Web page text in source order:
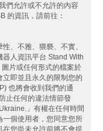
們允許或不允許的內容
的資訊，請前往：
、不雅、猥褻、不實、
人資訊平台 Stand With
片或任何形式的檔案於
即並且永久的限制您的
也將會收到我們的通
止任何的違法情節發
」有權在任何時間
個使用者，您同意您所
您尚未允許前將不會提